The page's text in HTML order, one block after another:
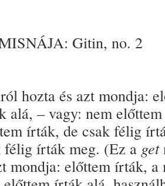
Gitin, no. 2
hozta és azt mondja:
alá, – vagy: nem
írták, de csak félig
félig írták meg. (Ez a get
mondja: előttem írták,